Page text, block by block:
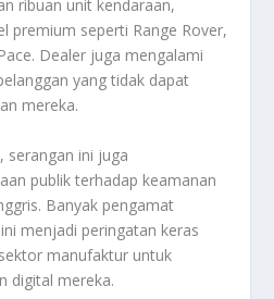
ribuan unit kendaraan,
premium seperti Range Rover,
Dealer juga mengalami
yang tidak dapat
mereka.
serangan ini juga
publik terhadap keamanan
Banyak pengamat
menjadi peringatan keras
manufaktur untuk
digital mereka.